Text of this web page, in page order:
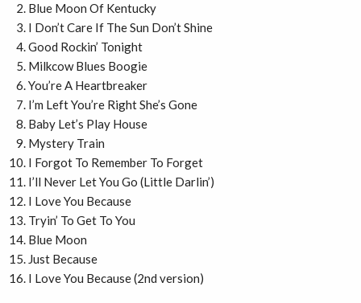
Blue Moon Of Kentucky
I Don’t Care If The Sun Don’t Shine
Good Rockin’ Tonight
Milkcow Blues Boogie
You’re A Heartbreaker
I’m Left You’re Right She’s Gone
Baby Let’s Play House
Mystery Train
I Forgot To Remember To Forget
I’ll Never Let You Go (Little Darlin’)
I Love You Because
Tryin’ To Get To You
Blue Moon
Just Because
I Love You Because (2nd version)